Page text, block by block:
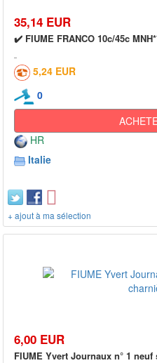
35,14 EUR
✔️ FIUME FRANCO 10c/45c
5,24 EUR
0
HR
Italie
+ ajout à ma sélection
6,00 EUR
FIUME Yvert Journaux n° 1